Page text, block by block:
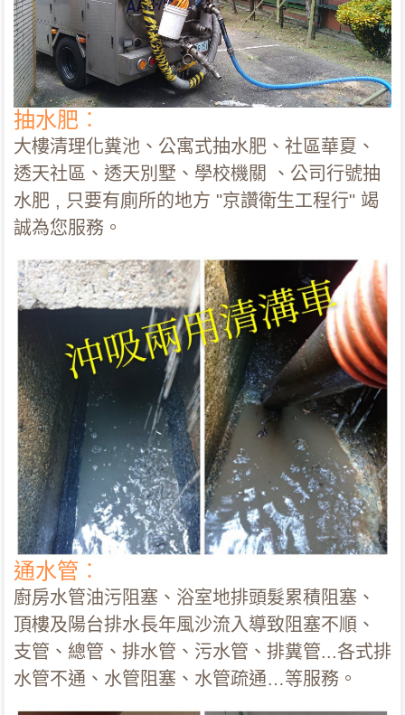
抽水肥︰
大樓清理化糞池、公寓式抽水肥、社區華夏、
透天社區、透天別墅、學校機關 、公司行號抽
水肥 , 只要有廁所的地方 "京讚衛生工程行" 竭
誠為您服務。
通水管︰
廚房水管油污阻塞、浴室地排頭髮累積阻塞、
頂樓及陽台排水長年風沙流入導致阻塞不順、
支管、總管、排水管、污水管、排糞管...各式排
水管不通、水管阻塞、水管疏通…等服務。